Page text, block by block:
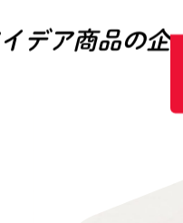
デア商品の企